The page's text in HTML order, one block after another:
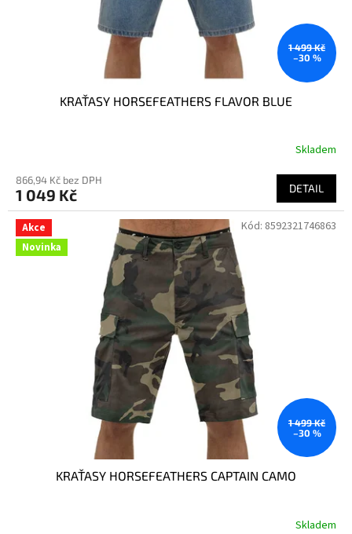
1 499 Kč
–30 %
KRAŤASY HORSEFEATHERS FLAVOR BLUE
Skladem
866,94 Kč bez DPH
1 049 Kč DETAIL
Akce
Novinka
1 499 Kč
–30 %
KRAŤASY HORSEFEATHERS CAPTAIN CAMO
Skladem
Kód: 8592321746863